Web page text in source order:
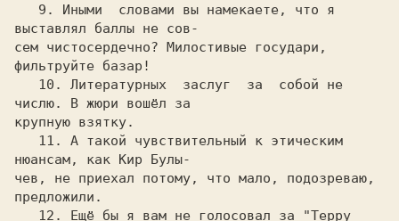
выставлял баллы не сов-
сем чистосердечно? Милостивые государи,
фильтруйте базар!
числю. В жюри вошёл за
крупную взятку.
нюансам, как Кир Булы-
чев, не приехал потому, что мало, подозреваю,
предложили.